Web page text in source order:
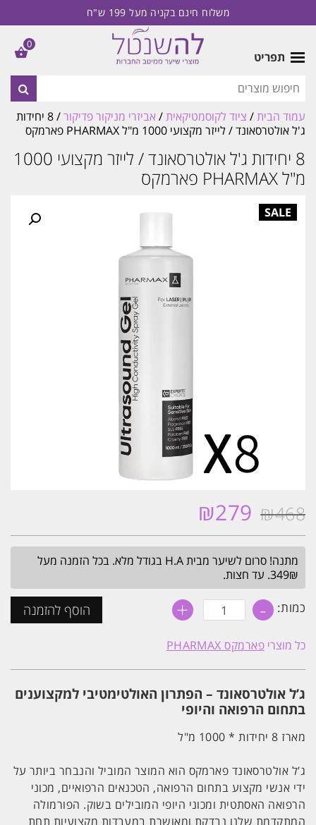
משלוח חינם בקניה מעל 199 ש"ח
תפריט
עמוד הבית/ ציוד לקוסמטיקאית/ אביזרי מניקור פדיקור
/ 8 יחידות
ג'ל אולטרסאונד / לייזר מקצועי 1000 מ"ל PHARMAX פארמקס
8 יחידות ג'ל אולטרסאונד / לייזר מקצועי 1000
מ"ל PHARMAX פארמקס
₪468
המחיר
היה:
₪468.
₪279
הוא:
₪279. מתנה! סרום לשיער מבית H.A בגודל מלא. בכל הזמנה מעל
349₪. עד חצות.
כמות: - כמות
של
יחידות
ג'ל
/
מקצועי
1000
מ''ל
PHARMAX
פארמקס
+ הוסף להזמנה
כל מוצרי פארמקס PHARMAX
ג’ל אולטרסאונד – הפתרון האולטימטיבי למקצוענים
בתחום הרפואה והיופי
מארז 8 יחידות * 1000 מ"ל
ג’ל אולטרסאונד פארמקס הוא המוצר המוביל והנבחר ביותר על
ידי אנשי מקצוע בתחום הרפואה, הטכנאים הרפואיים, מכוני
הרפואה האסתטית ומכוני היופי המובילים בשוק. הפורמולה
המתקדמת שלנו נבדקת ומאושרת במעבדות מקצועיות תחת
0